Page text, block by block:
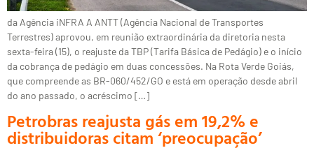
da Agência iNFRA A ANTT (Agência Nacional de Transportes
Terrestres) aprovou, em reunião extraordinária da diretoria nesta
sexta-feira (15), o reajuste da TBP (Tarifa Básica de Pedágio) e o início
da cobrança de pedágio em duas concessões. Na Rota Verde Goiás,
que compreende as BR-060/452/GO e está em operação desde abril
do ano passado, o acréscimo […]
Petrobras reajusta gás em 19,2% e
distribuidoras citam ‘preocupação’